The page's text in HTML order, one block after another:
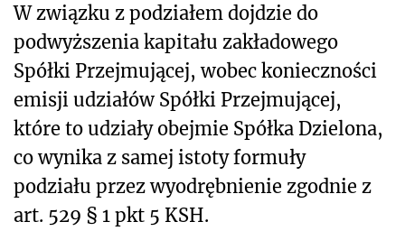
W związku z podziałem dojdzie do
podwyższenia kapitału zakładowego
Spółki Przejmującej, wobec konieczności
emisji udziałów Spółki Przejmującej,
które to udziały obejmie Spółka Dzielona,
co wynika z samej istoty formuły
podziału przez wyodrębnienie zgodnie z
art. 529 § 1 pkt 5 KSH.